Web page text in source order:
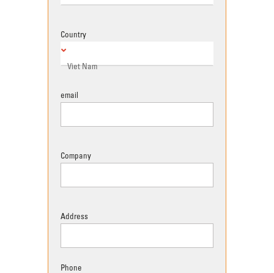
Country
email
Company
Address
Phone